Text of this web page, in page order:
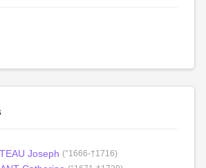
Joseph (°1666-†1716)